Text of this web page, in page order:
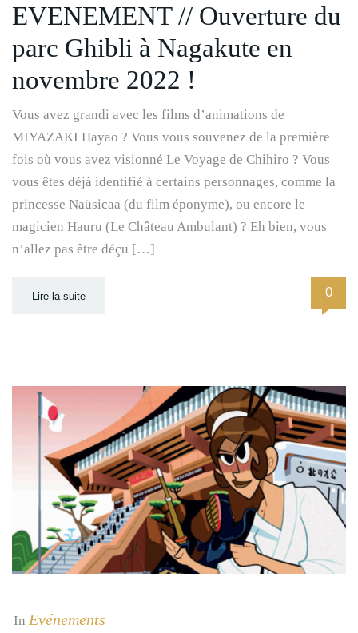
EVENEMENT // Ouverture du
parc Ghibli à Nagakute en
novembre 2022 !
Vous avez grandi avec les films d’animations de
MIYAZAKI Hayao ? Vous vous souvenez de la première
fois où vous avez visionné Le Voyage de Chihiro ? Vous
vous êtes déjà identifié à certains personnages, comme la
princesse Naüsicaa (du film éponyme), ou encore le
magicien Hauru (Le Château Ambulant) ? Eh bien, vous
n’allez pas être déçu […]
Lire la suite 0
In Evénements